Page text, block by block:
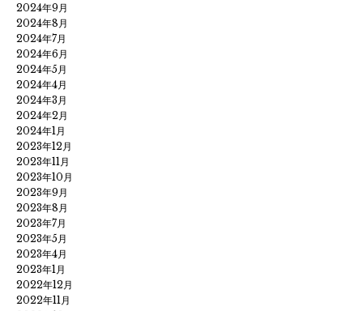
2024年9月
2024年8月
2024年7月
2024年6月
2024年5月
2024年4月
2024年3月
2024年2月
2024年1月
2023年12月
2023年11月
2023年10月
2023年9月
2023年8月
2023年7月
2023年5月
2023年4月
2023年1月
2022年12月
2022年11月